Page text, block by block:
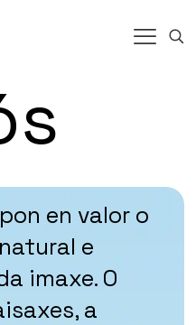
en valor o
e
imaxe. O
a